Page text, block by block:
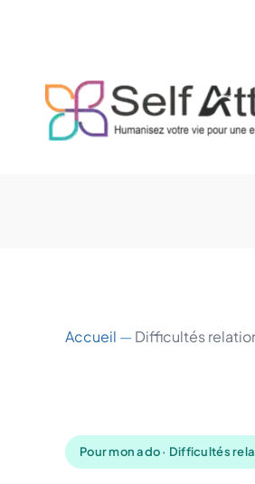
Accueil —Difficultés
Pour mon ado · Difficultés